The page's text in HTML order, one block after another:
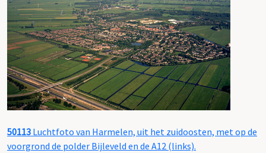
50113 Luchtfoto van Harmelen, uit het zuidoosten, met op de
voorgrond de polder Bijleveld en de A12 (links).